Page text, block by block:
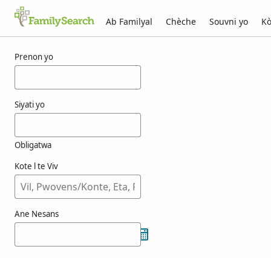
Ab Familyal Chèche Souvni yo
Prenon yo
Siyati yo
Obligatwa
Kote l te Viv
Ane Nesans